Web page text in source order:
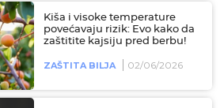
Kiša i visoke temperature
povećavaju rizik: Evo kako da
zaštitite kajsiju pred berbu!
ZAŠTITA BILJA 02/06/2026